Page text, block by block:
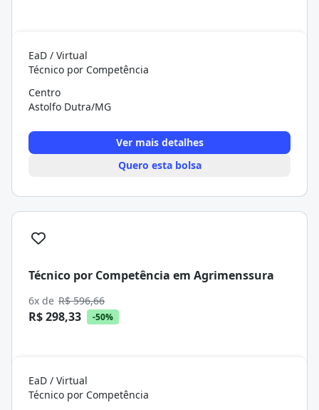
EaD / Virtual
Técnico por Competência
Centro
Astolfo Dutra/MG
Ver mais detalhes
Quero esta bolsa
Técnico por Competência em Agrimenssura
6x de R$ 596,66
R$ 298,33 -50%
EaD / Virtual
Técnico por Competência